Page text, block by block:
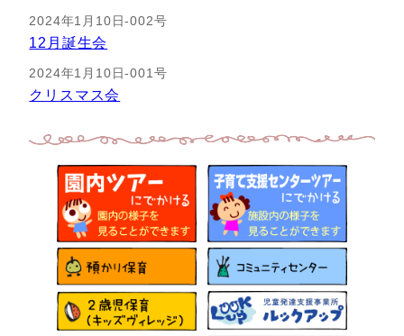
2024年1月10日-002号
12月誕生会
2024年1月10日-001号
クリスマス会